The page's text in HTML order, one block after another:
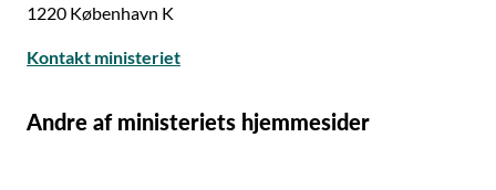
1220 København K
Kontakt ministeriet
Andre af ministeriets hjemmesider